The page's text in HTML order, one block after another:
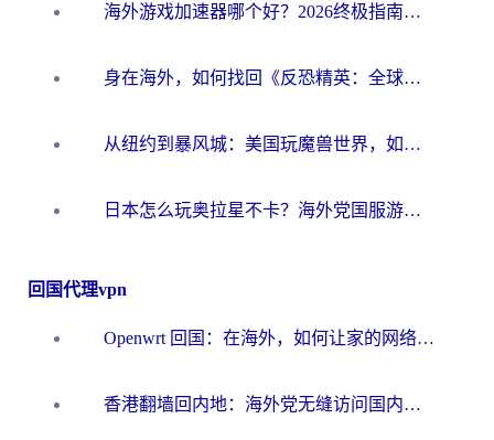
海外游戏加速器哪个好？2026终极指南帮你畅玩国服+解决卡顿难题
身在海外，如何找回《反恐精英：全球攻势》国服的丝滑手感？一份给你的终极指南
从纽约到暴风城：美国玩魔兽世界，如何找到你的最佳网络航线
日本怎么玩奥拉星不卡？海外党国服游戏加速器选择全攻略
回国代理vpn
Openwrt 回国：在海外，如何让家的网络触手可及
香港翻墙回内地：海外党无缝访问国内资源的加速器选择全攻略